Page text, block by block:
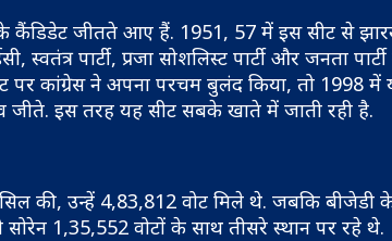
कैंडिडेट जीतते आए हैं. 1951, 57 में इस सीट से
पार्टी, प्रजा सोशलिस्ट पार्टी और जनता
कांग्रेस ने अपना परचम बुलंद किया, तो 1998 में
इस तरह यह सीट सबके खाते में जाती रही है.
की, उन्हें 4,83,812 वोट मिले थे. जबकि बीजेडी
1,35,552 वोटों के साथ तीसरे स्थान पर रहे थे.